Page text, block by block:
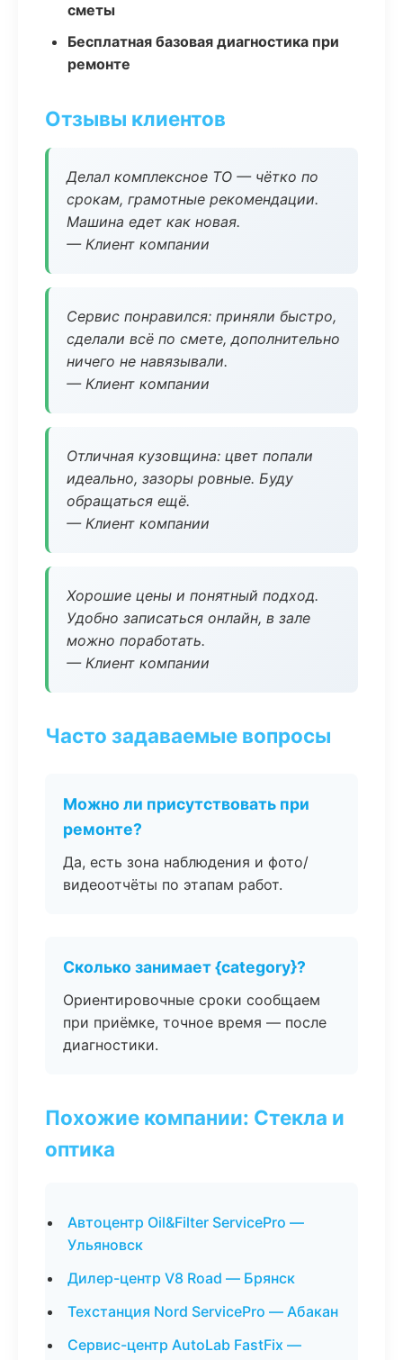
сметы
Бесплатная базовая диагностика при
ремонте
Отзывы клиентов
Делал комплексное ТО — чётко по
срокам, грамотные рекомендации.
Машина едет как новая.
— Клиент компании
Сервис понравился: приняли быстро,
сделали всё по смете, дополнительно
ничего не навязывали.
— Клиент компании
Отличная кузовщина: цвет попали
идеально, зазоры ровные. Буду
обращаться ещё.
— Клиент компании
Хорошие цены и понятный подход.
Удобно записаться онлайн, в зале
можно поработать.
— Клиент компании
Часто задаваемые вопросы
Можно ли присутствовать при
ремонте?
Да, есть зона наблюдения и фото/
видеоотчёты по этапам работ.
Сколько занимает {category}?
Ориентировочные сроки сообщаем
при приёмке, точное время — после
диагностики.
Похожие компании: Стекла и
оптика
Автоцентр Oil&Filter ServicePro —
Ульяновск
Дилер-центр V8 Road — Брянск
Техстанция Nord ServicePro — Абакан
Сервис-центр AutoLab FastFix —